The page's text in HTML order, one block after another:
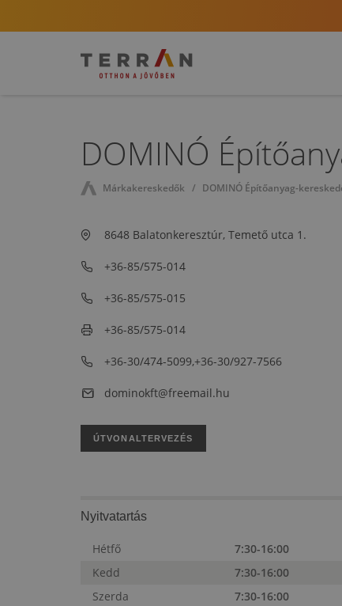
DOMINÓ
Márkakereskedők DOMINÓ Építőanyag-
8648 Balatonkeresztúr, Temető utca 1.
+36-85/575-014
+36-85/575-015
+36-85/575-014
+36-30/474-5099,+36-30/927-7566
dominokft@freemail.hu
ÚTVONALTERVEZÉS
Nyitvatartás
Hétfő
7:30-16:00
Kedd
7:30-16:00
Szerda
7:30-16:00